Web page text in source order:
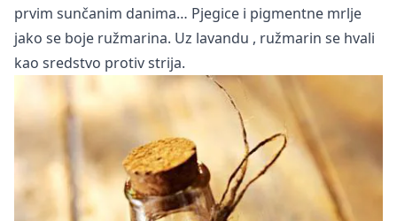
prvim sunčanim danima… Pjegice i pigmentne mrlje
jako se boje ružmarina. Uz lavandu , ružmarin se hvali
kao sredstvo protiv strija.